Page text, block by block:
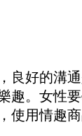
良好的溝
趣。女性
使用情趣